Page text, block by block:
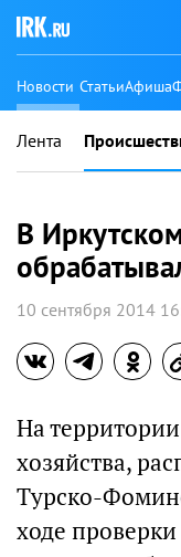
Новости СтатьиАфиша
Лента
В
10 сентября 2014
На
хозяйства,
Турско-
ходе